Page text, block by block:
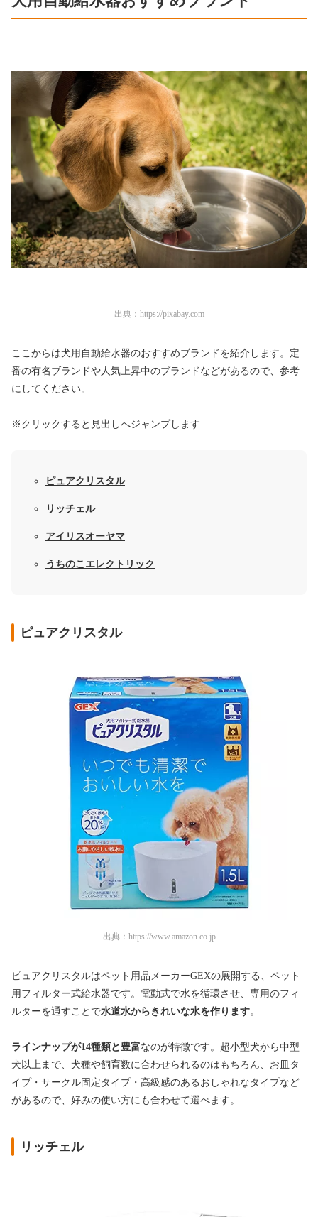
出典： https://pixabay.com
ここからは犬用自動給水器のおすすめブランドを紹介します。定
番の有名ブランドや人気上昇中のブランドなどがあるので、参考
にしてください。
※クリックすると見出しへジャンプします
ピュアクリスタル
リッチェル
アイリスオーヤマ
うちのこエレクトリック
ピュアクリスタル
出典： https://www.amazon.co.jp
ピュアクリスタルはペット用品メーカーGEXの展開する、ペット
用フィルター式給水器です。電動式で水を循環させ、専用のフィ
ルターを通すことで水道水からきれいな水を作ります。
ラインナップが14種類と豊富なのが特徴です。超小型犬から中型
犬以上まで、犬種や飼育数に合わせられるのはもちろん、お皿タ
イプ・サークル固定タイプ・高級感のあるおしゃれなタイプなど
があるので、好みの使い方にも合わせて選べます。
リッチェル